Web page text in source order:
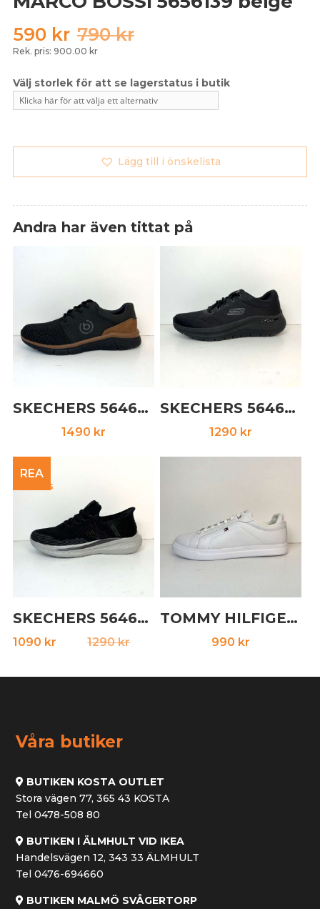
790kr
var:
790 kr.
590 kr
är:
590 kr.
Rek. pris: 900.00 kr
Lägg till i önskelista
Andra har även tittat på
SKECHERS 5646135 naturvit
1490 kr
SKECHERS 5646113 svart
1290 kr
REA
SKECHERS 5646123 svart
1290krDet
1090 kr
Det
TOMMY HILFIGER 5646140 vit
990 kr
Våra butiker
BUTIKEN KOSTA OUTLET
Stora vägen 77, 365 43 KOSTA
Tel 0478-508 80
BUTIKEN I ÄLMHULT VID IKEA
Handelsvägen 12, 343 33 ÄLMHULT
Tel 0476-694660
BUTIKEN MALMÖ SVÅGERTORP